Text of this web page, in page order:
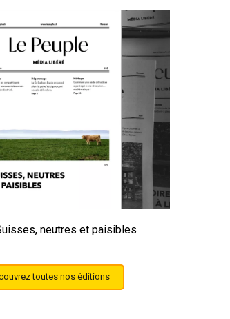
neutres et paisibles
toutes nos éditions